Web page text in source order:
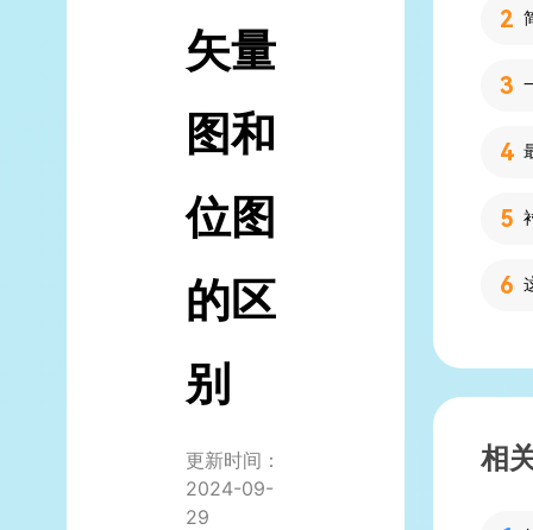
矢量
图和
位图
的区
别
更新时间：
2024-09-
29
相